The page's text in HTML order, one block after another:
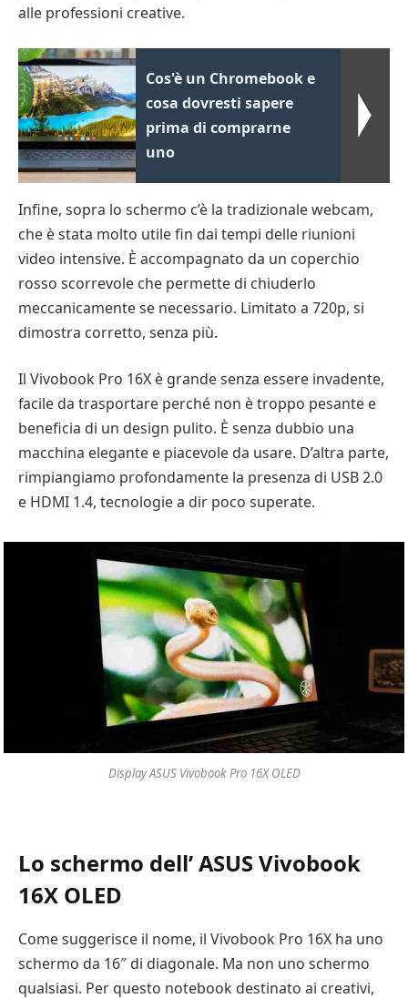
alle professioni creative.
Cos'è un Chromebook e
cosa dovresti sapere
prima di comprarne
uno
Infine, sopra lo schermo c’è la tradizionale webcam,
che è stata molto utile fin dai tempi delle riunioni
video intensive. È accompagnato da un coperchio
rosso scorrevole che permette di chiuderlo
meccanicamente se necessario. Limitato a 720p, si
dimostra corretto, senza più.
Il Vivobook Pro 16X è grande senza essere invadente,
facile da trasportare perché non è troppo pesante e
beneficia di un design pulito. È senza dubbio una
macchina elegante e piacevole da usare. D’altra parte,
rimpiangiamo profondamente la presenza di USB 2.0
e HDMI 1.4, tecnologie a dir poco superate.
Display ASUS Vivobook Pro 16X OLED
Lo schermo dell’ ASUS Vivobook
16X OLED
Come suggerisce il nome, il Vivobook Pro 16X ha uno
schermo da 16″ di diagonale. Ma non uno schermo
qualsiasi. Per questo notebook destinato ai creativi,